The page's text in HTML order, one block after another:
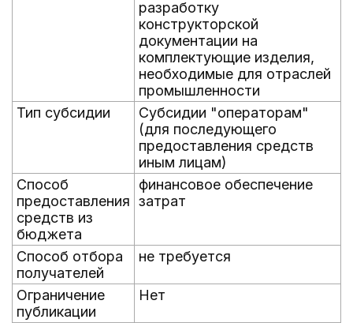
разработку
конструкторской
документации на
комплектующие изделия,
необходимые для отраслей
промышленности
Тип субсидии
Субсидии "операторам"
(для последующего
предоставления средств
иным лицам)
Способ
предоставления
средств из
бюджета
финансовое обеспечение
затрат
Способ отбора
получателей
не требуется
Ограничение
публикации
Нет